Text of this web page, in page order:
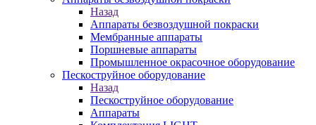
Назад
Аппараты безвоздушной покраски
Мембранные аппараты
Поршневые аппараты
Промышленное окрасочное оборудование
Пескоструйное оборудование
Назад
Пескоструйное оборудование
Аппараты